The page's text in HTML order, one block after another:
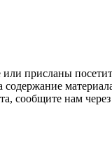
присланы
сообщите нам